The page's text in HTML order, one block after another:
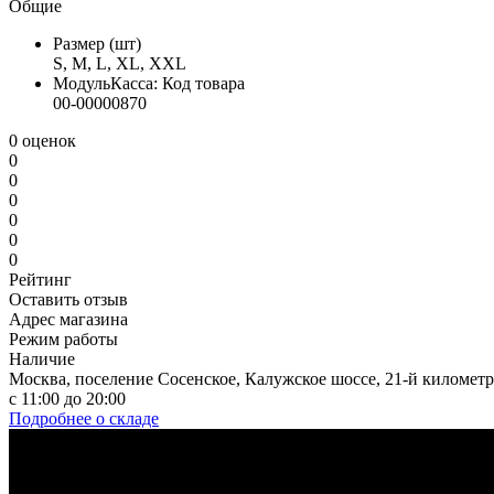
Общие
Размер (шт)
S, M, L, XL, XXL
МодульКасса: Код товара
00-00000870
0 оценок
0
0
0
0
0
0
Рейтинг
Оставить отзыв
Адрес магазина
Режим работы
Наличие
Москва, поселение Сосенское, Калужское шоссе, 21-й
с 11:00 до 20:00
Подробнее о складе